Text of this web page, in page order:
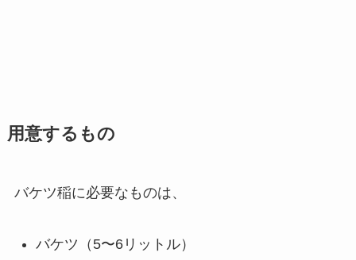
用意するもの
バケツ稲に必要なものは、
バケツ（5〜6リットル）